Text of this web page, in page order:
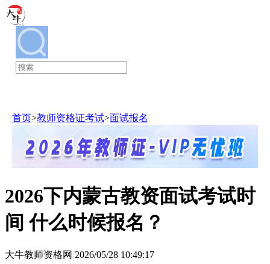
首页>教师资格证考试>面试报名
2026下内蒙古教资面试考试时
间 什么时候报名？
大牛教师资格网 2026/05/28 10:49:17